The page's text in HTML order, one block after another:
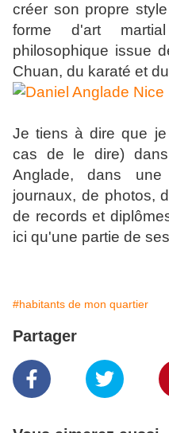
créer son propre
forme d'art
philosophique issue
Chuan, du karaté et
Je tiens à dire que
cas de le dire)
Anglade, dans
journaux, de photos,
de records et
ici qu'une partie de
#habitants de mon quartier
Partager